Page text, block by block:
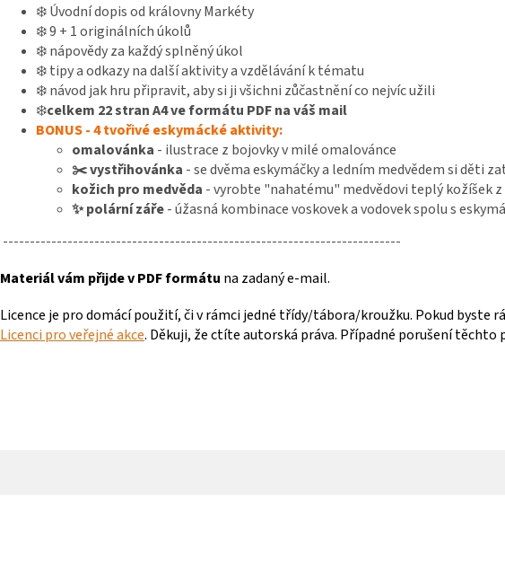
❄️ Úvodní dopis od královny Markéty
❄️ 9 + 1 originálních úkolů
❄️ nápovědy za každý splněný úkol
❄️ tipy a odkazy na další aktivity a vzdělávání k tématu
❄️ návod jak hru připravit, aby si ji všichni zůčastnění co nejvíc užili
❄️celkem 22 stran A4 ve formátu PDF na váš mail
BONUS - 4 tvořivé eskymácké aktivity:
omalovánka - ilustrace z bojovky v milé omalovánce
✂️ vystřihovánka - se dvěma eskymáčky a ledním medvědem si děti
kožich pro medvěda - vyrobte "nahatému" medvědovi teplý kožíšek
✨polární záře- úžasná kombinace voskovek a vodovek spolu s
--------------------------------------------------------------------------
Materiál vám přijde v PDF formátu na zadaný e-mail.
Licence je pro domácí použití, či v rámci jedné třídy/tábora/kroužku. Pokud byste
Licenci pro veřejné akce. Děkuji, že ctíte autorská práva. Případné porušení těchto